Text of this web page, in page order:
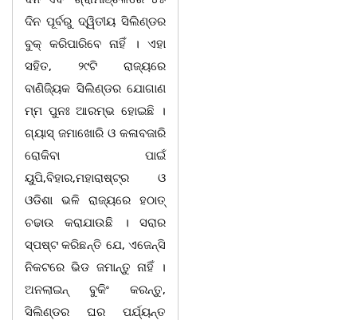
ଦିନ ପୂର୍ବରୁ ଦ୍ୱିତୀୟ ସିଲିଣ୍ଡର
ବୁକ୍ କରିପାରିବେ ନାହିଁ । ଏହା
ସହିତ, ୨୯ଟି ରାଜ୍ୟରେ
ବାଣିଜ୍ୟିକ ସିଲିଣ୍ଡର ଯୋଗାଣ
ମ୍ମ ପୁନଃ ଆରମ୍ଭ ହୋଇଛି ।
ଗ୍ୟାସ୍ ଜମାଖୋରି ଓ କଳାବଜାରି
ରୋକିବା ପାଇଁ
ୟୁପି,ବିହାର,ମହାରାଷ୍ଟ୍ର ଓ
ଓଡିଶା ଭଳି ରାଜ୍ୟରେ ହଠାତ୍
ଚଢାଉ କରାଯାଉଛି । ସରାର
ସ୍ପଷ୍ଟ କରିଛନ୍ତି ଯେ, ଏଜେନ୍ସି
ନିକଟରେ ଭିଡ ଜମାନ୍ତୁ ନାହିଁ ।
ଅନଲାଇନ୍ ବୁକିଂ କରନ୍ତୁ,
ସିଲିଣ୍ଡର ଘର ପର୍ଯ୍ୟନ୍ତ